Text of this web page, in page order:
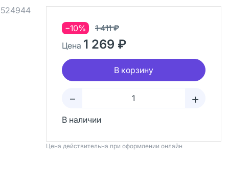
524944
−10%
1 411 ₽
Цена 1 269 ₽
В корзину
– +
В наличии
Цена действительна при оформлении онлайн